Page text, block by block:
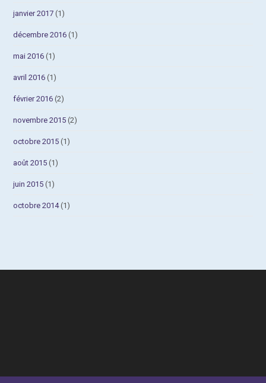
janvier 2017 (1)
décembre 2016 (1)
mai 2016 (1)
avril 2016 (1)
février 2016 (2)
novembre 2015 (2)
octobre 2015 (1)
août 2015 (1)
juin 2015 (1)
octobre 2014(1)